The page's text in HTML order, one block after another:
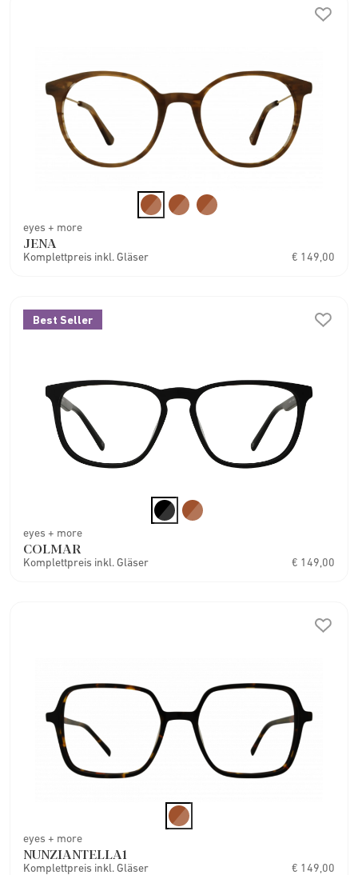
eyes + more
JENA
Komplettpreis inkl. Gläser € 149,00
Best Seller
eyes + more
COLMAR
Komplettpreis inkl. Gläser € 149,00
eyes + more
NUNZIANTELLA1
Komplettpreis inkl. Gläser € 149,00